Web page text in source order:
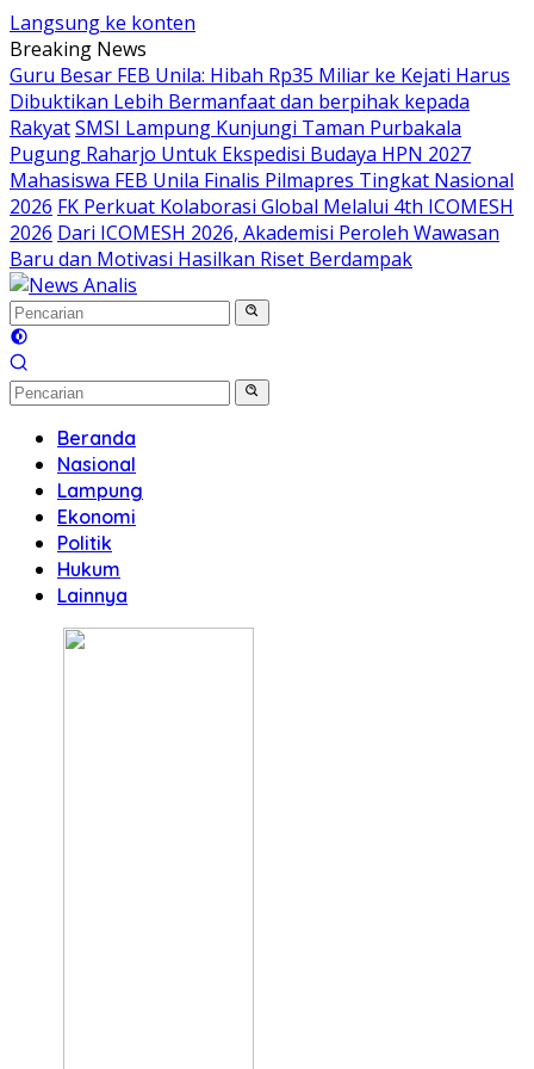
Langsung ke konten
Breaking News
Guru Besar FEB Unila: Hibah Rp35 Miliar ke Kejati Harus
Dibuktikan Lebih Bermanfaat dan berpihak kepada
RakyatSMSI Lampung Kunjungi Taman Purbakala
Pugung Raharjo Untuk Ekspedisi Budaya HPN 2027
Mahasiswa FEB Unila Finalis Pilmapres Tingkat Nasional
2026 FK Perkuat Kolaborasi Global Melalui 4th ICOMESH
2026 Dari ICOMESH 2026, Akademisi Peroleh Wawasan
Baru dan Motivasi Hasilkan Riset Berdampak
Beranda
Nasional
Lampung
Ekonomi
Politik
Hukum
Lainnya